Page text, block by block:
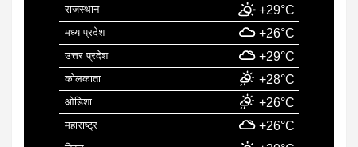
राजस्थान +29°C
मध्य प्रदेश +26°C
उत्तर प्रदेश +29°C
कोलकाता +28°C
ओडिशा +26°C
महाराष्ट्र +26°C